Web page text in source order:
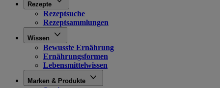
Rezepte
Rezeptsuche
Rezeptsammlungen
Wissen
Bewusste Ernährung
Ernährungsformen
Lebensmittelwissen
Marken & Produkte